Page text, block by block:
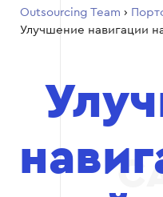
Outsourcing Team ›
Улучшение навигации